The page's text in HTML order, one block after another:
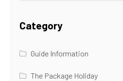
Category
Guide Information
The Package Holiday